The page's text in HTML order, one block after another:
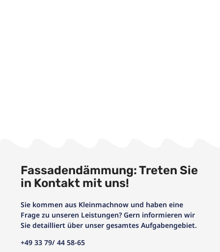
Fassadendämmung: Treten Sie
in Kontakt mit uns!
Sie kommen aus Kleinmachnow und haben eine
Frage zu unseren Leistungen? Gern informieren wir
Sie detailliert über unser gesamtes Aufgabengebiet.
+49 33 79/ 44 58-65